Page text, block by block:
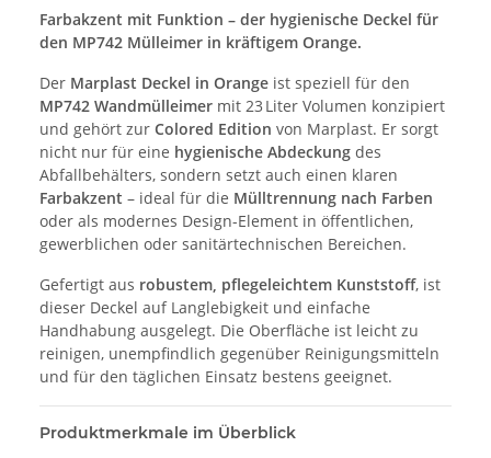
Farbakzent mit Funktion – der hygienische Deckel für
den MP742 Mülleimer in kräftigem Orange.
Der Marplast Deckel in Orange ist speziell für den
MP742 Wandmülleimer mit 23 Liter Volumen konzipiert
und gehört zur Colored Edition von Marplast. Er sorgt
nicht nur für eine hygienische Abdeckung des
Abfallbehälters, sondern setzt auch einen klaren
Farbakzent – ideal für die Mülltrennung nach Farben
oder als modernes Design-Element in öffentlichen,
gewerblichen oder sanitärtechnischen Bereichen.
Gefertigt aus robustem, pflegeleichtem Kunststoff, ist
dieser Deckel auf Langlebigkeit und einfache
Handhabung ausgelegt. Die Oberfläche ist leicht zu
reinigen, unempfindlich gegenüber Reinigungsmitteln
und für den täglichen Einsatz bestens geeignet.
Produktmerkmale im Überblick